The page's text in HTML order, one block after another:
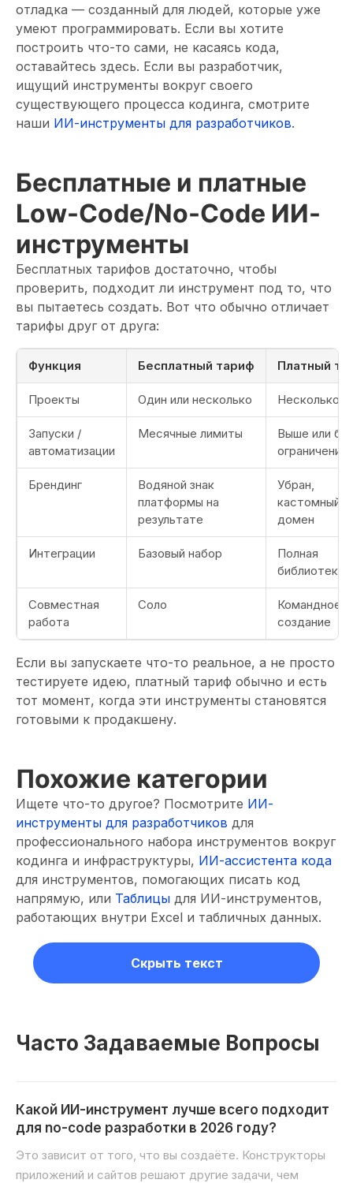
отладка — созданный для людей, которые уже
умеют программировать. Если вы хотите
построить что-то сами, не касаясь кода,
оставайтесь здесь. Если вы разработчик,
ищущий инструменты вокруг своего
существующего процесса кодинга, смотрите
наши ИИ-инструменты для разработчиков.
Бесплатные и платные
Low-Code/No-Code ИИ-
инструменты
Бесплатных тарифов достаточно, чтобы
проверить, подходит ли инструмент под то, что
вы пытаетесь создать. Вот что обычно отличает
тарифы друг от друга:
Функция Бесплатный тариф Платный
Проекты Один или несколько Несколько
Запуски /
автоматизации
Месячные лимиты
Выше или без
ограничений
Брендинг
Водяной знак
платформы на
результате
Убран,
кастомный
домен
Интеграции Базовый набор
Полная
библиотека
Совместная
работа
Соло
Командное
создание
Если вы запускаете что-то реальное, а не просто
тестируете идею, платный тариф обычно и есть
тот момент, когда эти инструменты становятся
готовыми к продакшену.
Похожие категории
Ищете что-то другое? Посмотрите ИИ-
инструменты для разработчиков для
профессионального набора инструментов вокруг
кодинга и инфраструктуры, ИИ-ассистента кода
для инструментов, помогающих писать код
напрямую, или Таблицы для ИИ-инструментов,
работающих внутри Excel и табличных данных.
Скрыть текст
Часто Задаваемые Вопросы
Какой ИИ-инструмент лучше всего подходит
для no-code разработки в 2026 году?
Это зависит от того, что вы создаёте. Конструкторы
приложений и сайтов решают другие задачи, чем